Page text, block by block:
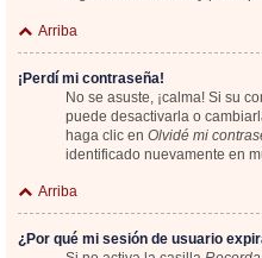
Arriba
¡Perdí mi contraseña!
No se asuste, ¡calma! Si su
puede desactivarla o
haga clic en Olvidé mi
identificado nuevamente en
Arriba
¿Por qué mi sesión de usuario